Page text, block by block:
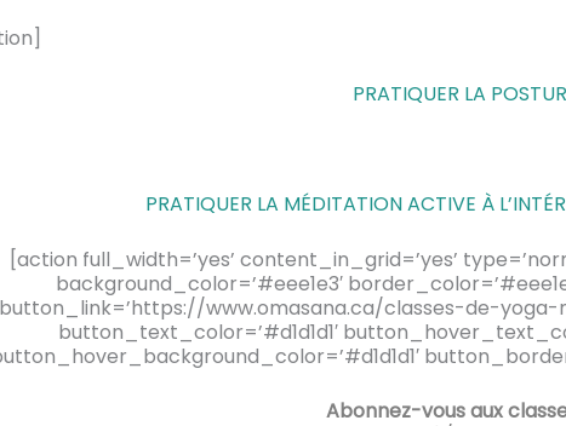
PRATIQUER LA
PRATIQUER LA MÉDITATION ACTIVE À
[action full_width=’yes’ content_in_grid=’yes’
background_color=’#eee1e3′
button_link=’https://www.omasana.ca/classes-de-
button_text_color=’#d1d1d1′
Abonnez-vous aux